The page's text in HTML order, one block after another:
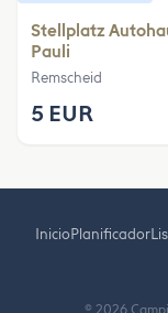
Stellplatz
Pauli
Remscheid
5 EUR
InicioPlanificador
© 2026